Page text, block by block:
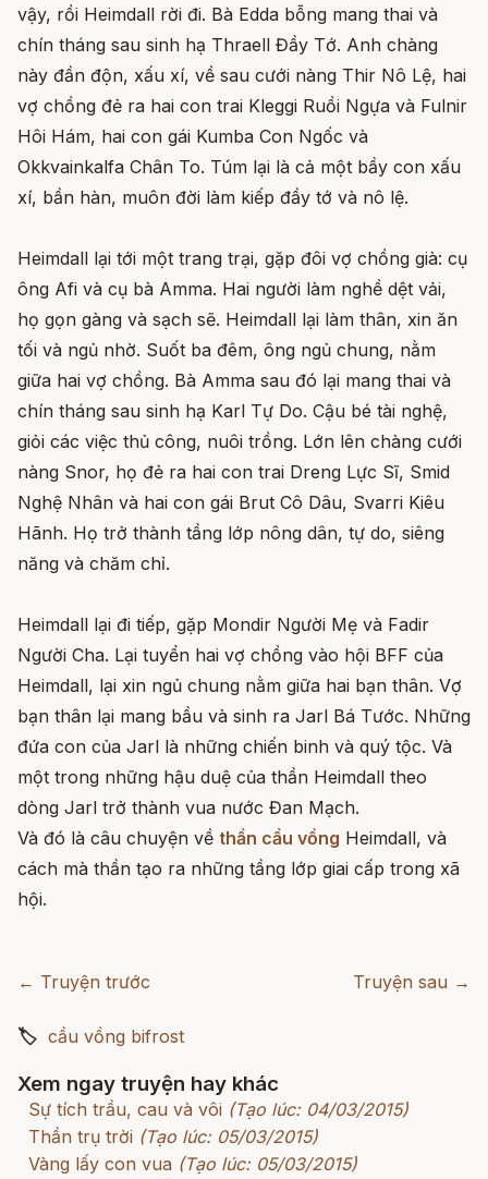
vậy, rồi Heimdall rời đi. Bà Edda bỗng mang thai và
chín tháng sau sinh hạ Thraell Đầy Tớ. Anh chàng
này đần độn, xấu xí, về sau cưới nàng Thir Nô Lệ, hai
vợ chồng đẻ ra hai con trai Kleggi Ruồi Ngựa và Fulnir
Hôi Hám, hai con gái Kumba Con Ngốc và
Okkvainkalfa Chân To. Túm lại là cả một bầy con xấu
xí, bần hàn, muôn đời làm kiếp đầy tớ và nô lệ.
Heimdall lại tới một trang trại, gặp đôi vợ chồng già: cụ
ông Afi và cụ bà Amma. Hai người làm nghề dệt vải,
họ gọn gàng và sạch sẽ. Heimdall lại làm thân, xin ăn
tối và ngủ nhờ. Suốt ba đêm, ông ngủ chung, nằm
giữa hai vợ chồng. Bà Amma sau đó lại mang thai và
chín tháng sau sinh hạ Karl Tự Do. Cậu bé tài nghệ,
giỏi các việc thủ công, nuôi trồng. Lớn lên chàng cưới
nàng Snor, họ đẻ ra hai con trai Dreng Lực Sĩ, Smid
Nghệ Nhân và hai con gái Brut Cô Dâu, Svarri Kiêu
Hãnh. Họ trở thành tầng lớp nông dân, tự do, siêng
năng và chăm chỉ.
Heimdall lại đi tiếp, gặp Mondir Người Mẹ và Fadir
Người Cha. Lại tuyển hai vợ chồng vào hội BFF của
Heimdall, lại xin ngủ chung nằm giữa hai bạn thân. Vợ
bạn thân lại mang bầu và sinh ra Jarl Bá Tước. Những
đứa con của Jarl là những chiến binh và quý tộc. Và
một trong những hậu duệ của thần Heimdall theo
dòng Jarl trở thành vua nước Đan Mạch.
Và đó là câu chuyện về thần cầu vồng Heimdall, và
cách mà thần tạo ra những tầng lớp giai cấp trong xã
hội.
← Truyện trước Truyện sau →
🏷 cầu vồng bifrost
Xem ngay truyện hay khác
Sự tích trầu, cau và vôi (Tạo lúc: 04/03/2015)
Thần trụ trời (Tạo lúc: 05/03/2015)
Vàng lấy con vua (Tạo lúc: 05/03/2015)